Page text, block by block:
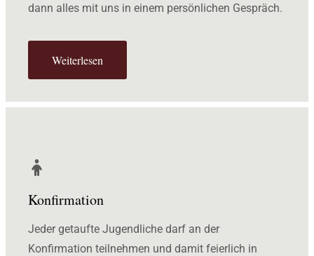
dann alles mit uns in einem persönlichen Gespräch.
Weiterlesen
Konfirmation
Jeder getaufte Jugendliche darf an der
Konfirmation teilnehmen und damit feierlich in